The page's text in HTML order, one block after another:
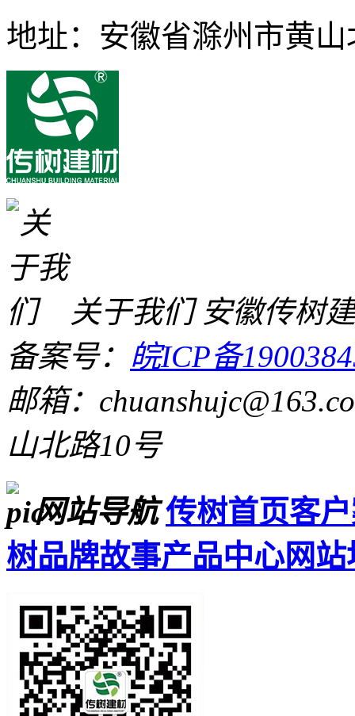
地址：安徽省滁州市黄山
关于我们 安徽传树
备案号： 皖ICP备
邮箱：
山北路10号
网站导航 传树首页客
树品牌故事产品中心网站